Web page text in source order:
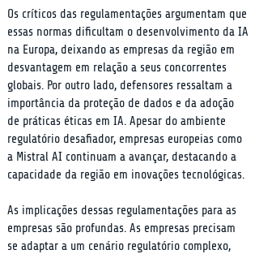
Os críticos das regulamentações argumentam que
essas normas dificultam o desenvolvimento da IA
na Europa, deixando as empresas da região em
desvantagem em relação a seus concorrentes
globais. Por outro lado, defensores ressaltam a
importância da proteção de dados e da adoção
de práticas éticas em IA. Apesar do ambiente
regulatório desafiador, empresas europeias como
a Mistral AI continuam a avançar, destacando a
capacidade da região em inovações tecnológicas.
As implicações dessas regulamentações para as
empresas são profundas. As empresas precisam
se adaptar a um cenário regulatório complexo,